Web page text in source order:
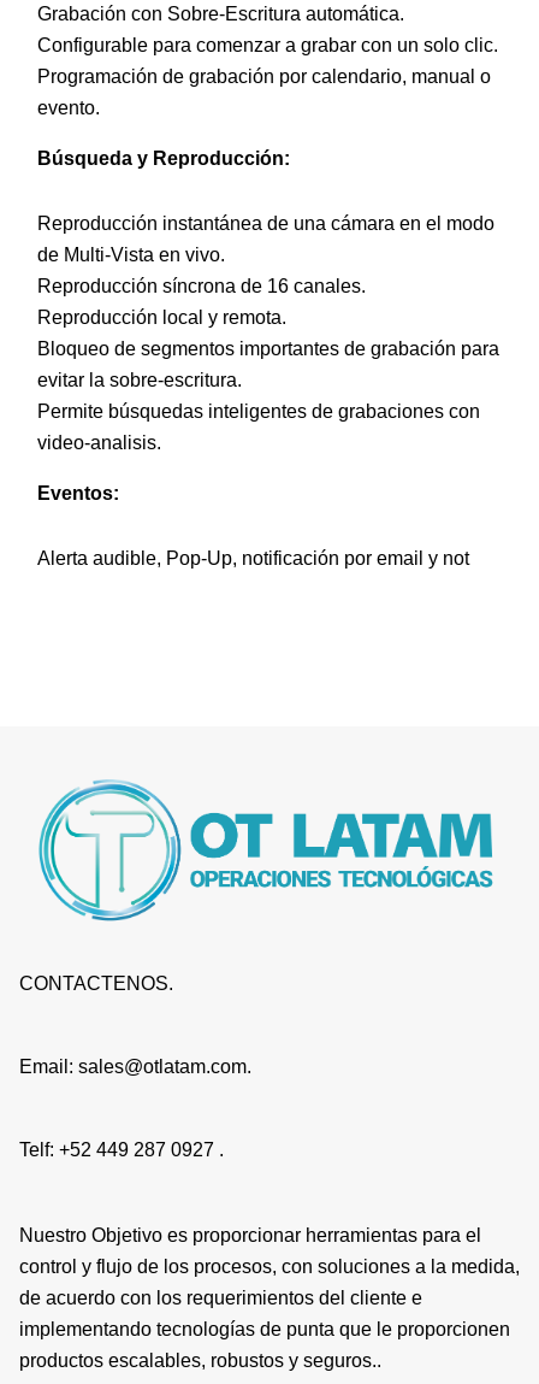
Grabación con Sobre-Escritura automática.
Configurable para comenzar a grabar con un solo clic.
Programación de grabación por calendario, manual o
evento.
Búsqueda y Reproducción:
Reproducción instantánea de una cámara en el modo
de Multi-Vista en vivo.
Reproducción síncrona de 16 canales.
Reproducción local y remota.
Bloqueo de segmentos importantes de grabación para
evitar la sobre-escritura.
Permite búsquedas inteligentes de grabaciones con
video-analisis.
Eventos:
Alerta audible, Pop-Up, notificación por email y not
CONTACTENOS.
Email: sales@otlatam.com.
Telf: +52 449 287 0927 .
Nuestro Objetivo es proporcionar herramientas para el
control y flujo de los procesos, con soluciones a la medida,
de acuerdo con los requerimientos del cliente e
implementando tecnologías de punta que le proporcionen
productos escalables, robustos y seguros..